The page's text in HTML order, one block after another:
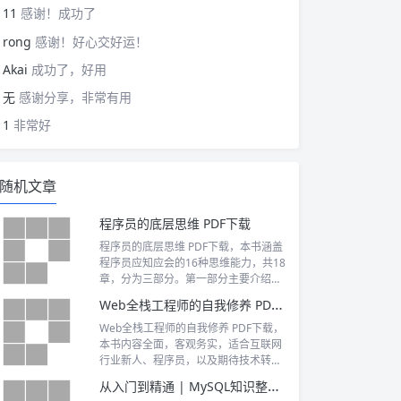
11 感谢！成功了
rong 感谢！好心交好运！
Akai 成功了，好用
无 感谢分享，非常有用
1 非常好
随机文章
程序员的底层思维 PDF下载
程序员的底层思维 PDF下载，本书涵盖
程序员应知应会的16种思维能力，共18
章，分为三部分。第一部分主要介绍抽
性思维、维度思维、分类思维、分治思
维、简单思维，以及成长型思维等解决
日常问题的基础思维能力。第二部分结
合软件行业的特点，主要介绍解耦思
维、量化思维、数据思维，以及产品思
Web全栈工程师的自我修养 PDF下载
Web全栈工程师的自我修养 PDF下载，
本书内容全面，客观务实，适合互联网
行业新人、程序员，以及期待技术转型
从入门到精通 | MySQL知识整理（上）